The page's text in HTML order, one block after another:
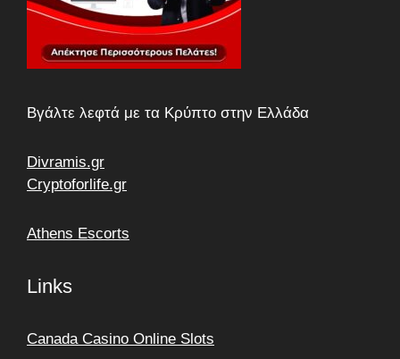
Βγάλτε λεφτά με τα Κρύπτο στην Ελλάδα
Divramis.gr
Cryptoforlife.gr
Athens Escorts
Links
Canada Casino Online Slots